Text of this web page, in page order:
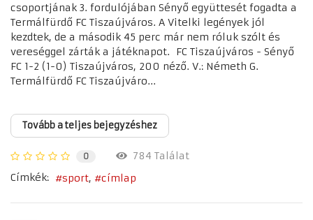
csoportjának 3. fordulójában Sényő együttesét fogadta a
Termálfürdő FC Tiszaújváros. A Vitelki legények jól
kezdtek, de a második 45 perc már nem róluk szólt és
vereséggel zárták a játéknapot. FC Tiszaújváros - Sényő
FC 1-2 (1-0) Tiszaújváros, 200 néző. V.: Németh G.
Termálfürdő FC Tiszaújváro...
Tovább a teljes bejegyzéshez
0
784 Találat
Címkék:
sport címlap